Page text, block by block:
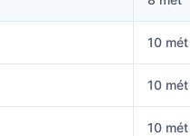
10 mét
10 mét
10 mét